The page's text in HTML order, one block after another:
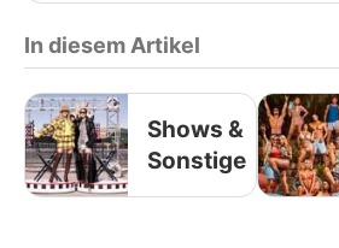
In diesem Artikel
Shows &
Sonstige